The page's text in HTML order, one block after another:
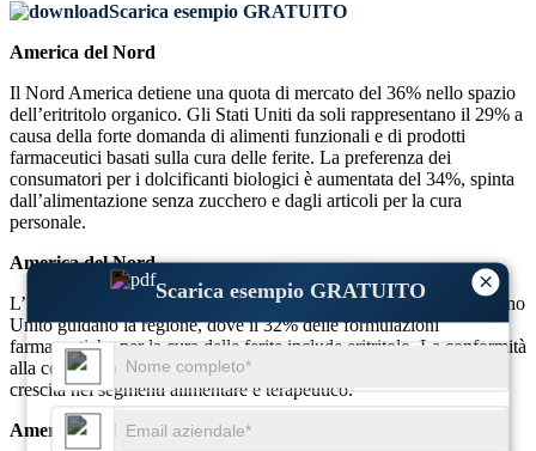
×
Scarica esempio GRATUITO
Scarica esempio GRATUITO
America del Nord
Il Nord America detiene una quota di mercato del 36% nello spazio
dell’eritritolo organico. Gli Stati Uniti da soli rappresentano il 29% a
causa della forte domanda di alimenti funzionali e di prodotti
farmaceutici basati sulla cura delle ferite. La preferenza dei
consumatori per i dolcificanti biologici è aumentata del 34%, spinta
dall’alimentazione senza zucchero e dagli articoli per la cura
personale.
America del Nord
L’Europa rappresenta il 28% della quota globale. Germania e Regno
Unito guidano la regione, dove il 32% delle formulazioni
farmaceutiche per la cura delle ferite include eritritolo. La conformità
alla certificazione biologica è migliorata del 25%, sostenendo la
crescita nei segmenti alimentare e terapeutico.
America del Nord